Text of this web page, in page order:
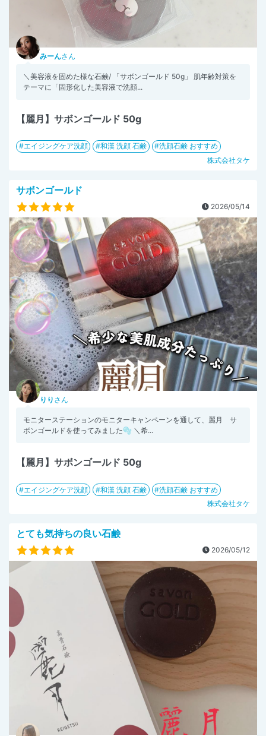
みーんさん
＼美容液を固めた様な石鹸/ 「サボンゴールド 50g」 肌年齢対策を
テーマに「固形化した美容液で洗顔...
【麗月】サボンゴールド 50g
エイジングケア洗顔 和漢 洗顔 石鹸
洗顔石鹸 おすすめ
株式会社タケ
サボンゴールド
2026/05/14
りり さん
モニターステーションのモニターキャンペーンを通して、麗月 サ
ボンゴールドを使ってみました🫧 ＼希...
【麗月】サボンゴールド 50g
エイジングケア洗顔 和漢 洗顔 石鹸
洗顔石鹸 おすすめ
株式会社タケ
とても気持ちの良い石鹸
2026/05/12